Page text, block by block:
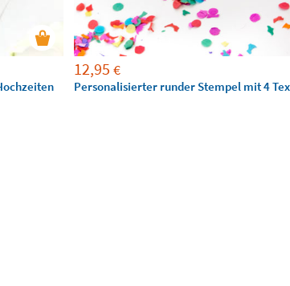
12,95 €
Personalisierter runder Stempel mit 4